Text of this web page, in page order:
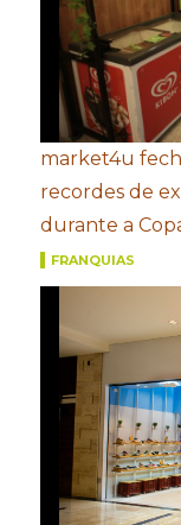
market4u
recordes de
durante a
FRANQUIAS